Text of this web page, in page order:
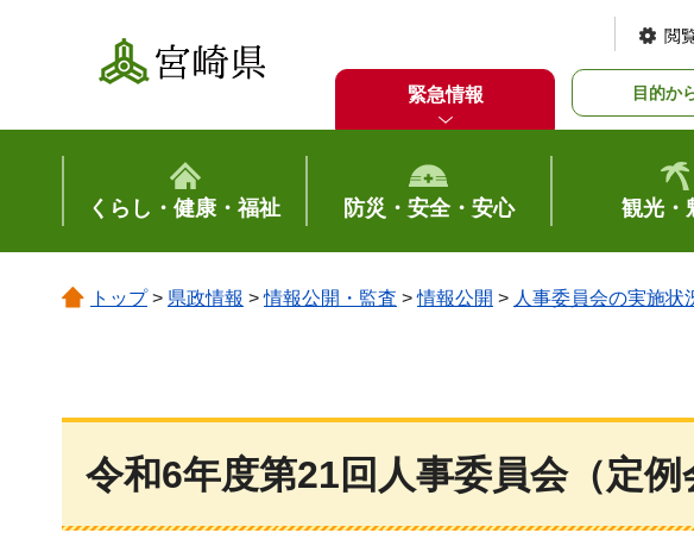
宮崎県
閲
緊急情報 目的か
くらし・健康・福祉 防災・安全・安心 観光・
トップ> 県政情報 >情報公開・監査 >情報公開 > 人事委員会の実施状
令和6年度第21回人事委員会（定